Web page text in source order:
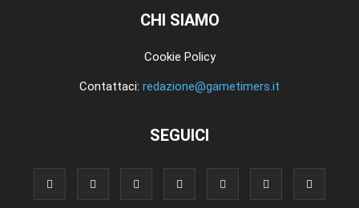
CHI SIAMO
Cookie Policy
Contattaci: redazione@gametimers.it
SEGUICI